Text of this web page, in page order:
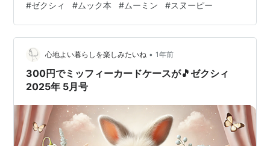
雑誌 ゼクシィ 2025年6月号 付録：JILL STUART エコバ
ッグ＆ポーチ ▶ Amazonでチェックする ※地域ごとに発
刊されています。ご購入の際はご確認を。 MOOMIN 大
人の万年筆セットBOOK 付録：万年筆・インク・一筆
箋・缶ケースの豪華4点セット ▶ …
#ゼクシィ #ムック本 #ムーミン #スヌーピー
心地よい暮らしを楽しみたいね • 1年前
300円でミッフィーカードケースが🎵ゼクシィ
2025年 5月号